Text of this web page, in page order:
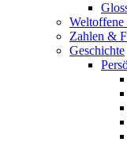
Weltoffene
Zahlen &
Geschichte